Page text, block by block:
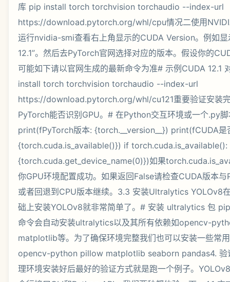
库 pip install torch torchvision torchaudio --index-url
https://download.pytorch.org/whl/cpu情况二使用
运行nvidia-smi查看右上角显示的CUDA Version。例如显
12.1”。然后去PyTorch官网选择对应的版本。假设你的
可能如下请以官网生成的最新命令为准# 示例CUDA 12.1
install torch torchvision torchaudio --index-url
https://download.pytorch.org/whl/cu121重要验证安装
PyTorch能否识别GPU。# 在Python交互环境或一个.py
print(fPyTorch版本: {torch.__version__}) print(fCUDA是
{torch.cuda.is_available()}) if torch.cuda.is_available():
{torch.cuda.get_device_name(0)})如果
你GPU环境配置成功。如果返回False请检查CUDA版本
或者回退到CPU版本继续。3.3 安装Ultralytics YOLOv8
础上安装YOLOv8就非常简单了。# 安装 ultralytics 包
命令会自动安装ultralytics以及其所有依赖如opencv-
matplotlib等。为了确保环境完整我们也可以安装一些常
opencv-python pillow matplotlib seaborn pandas4. 验
理环境安装好后最好的验证方式就是跑一个例子。